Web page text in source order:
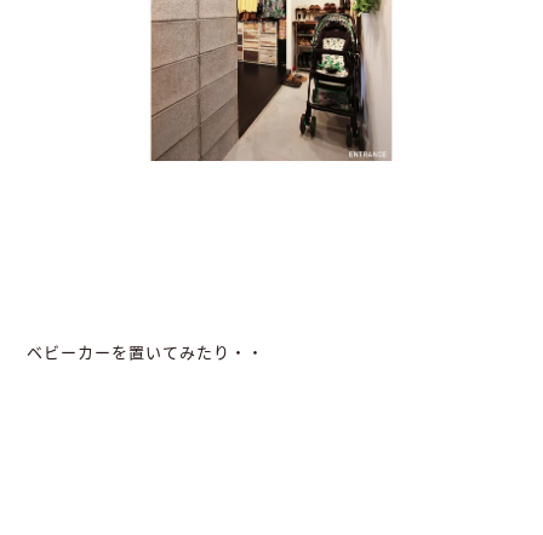
ベビーカーを置いてみたり・・